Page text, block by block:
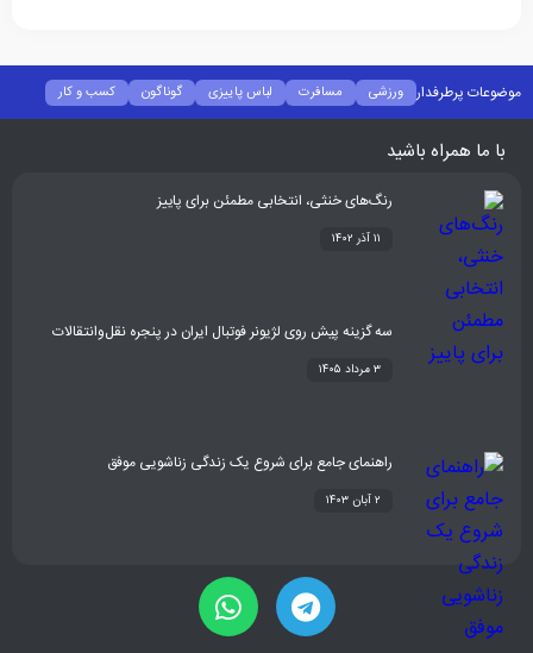
موضوعات پرطرفدار ورزشی مسافرت لباس پاییزی گوناگون
کسب و کار
فشن
غذا و نوشیدنی شیوه زندگی سلامتی تکنولوژی اخبار شرکت ها
با ما همراه باشید
رنگ‌های خنثی، انتخابی مطمئن برای پاییز
۱۱ آذر ۱۴۰۲
سه گزینه پیش روی لژیونر فوتبال ایران در پنجره نقل‌وانتقالات
۳ مرداد ۱۴۰۵
راهنمای جامع برای شروع یک زندگی زناشویی موفق
۲ آبان ۱۴۰۳